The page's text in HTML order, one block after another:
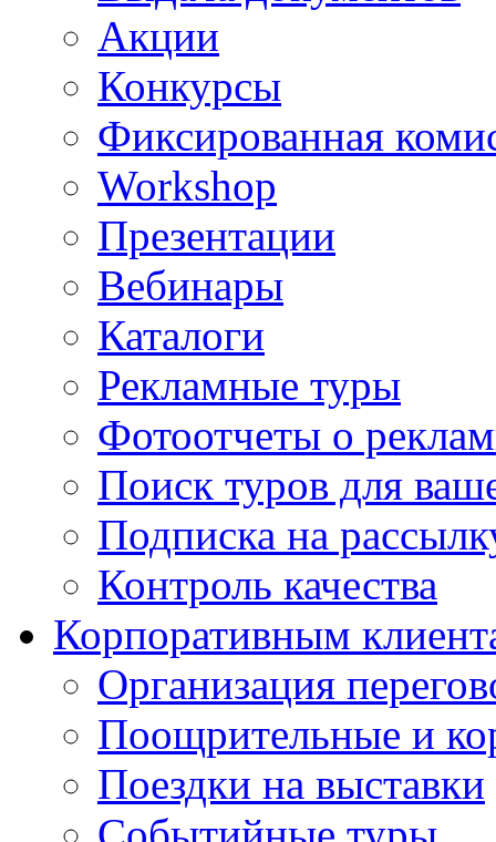
Акции
Конкурсы
Фиксированная
Workshop
Презентации
Вебинары
Каталоги
Рекламные туры
Фотоотчеты о
Поиск туров для
Подписка на
Контроль качества
Корпоративным
Организация
Поощрительные и
Поездки на выставки